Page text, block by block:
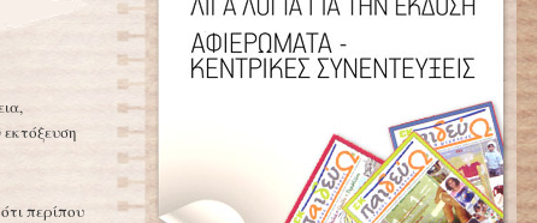
περίπου